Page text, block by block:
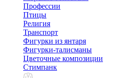
Профессии
Птицы
Религия
Транспорт
Фигурки из янтаря
Фигурки-талисманы
Цветочные композиции
Стимпанк